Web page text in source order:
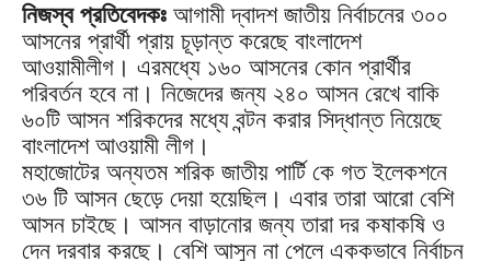
নিজস্ব প্রতিবেদকঃ আগামী দ্বাদশ জাতীয় নির্বাচনের ৩০০
আসনের প্রার্থী প্রায় চূড়ান্ত করেছে বাংলাদেশ
আওয়ামীলীগ। এরমধ্যে ১৬০ আসনের কোন প্রার্থীর
পরিবর্তন হবে না। নিজেদের জন্য ২৪০ আসন রেখে বাকি
৬০টি আসন শরিকদের মধ্যে বন্টন করার সিদ্ধান্ত নিয়েছে
বাংলাদেশ আওয়ামী লীগ।
মহাজোটের অন্যতম শরিক জাতীয় পার্টি কে গত ইলেকশনে
৩৬ টি আসন ছেড়ে দেয়া হয়েছিল। এবার তারা আরো বেশি
আসন চাইছে। আসন বাড়ানোর জন্য তারা দর কষাকষি ও
দেন দরবার করছে। বেশি আসুন না পেলে এককভাবে নির্বাচন